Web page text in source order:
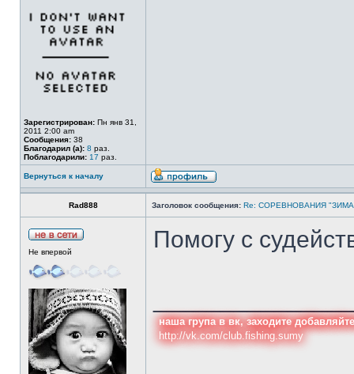
Зарегистрирован: Пн янв 31,
2011 2:00 am
Сообщения: 38
Благодарил (а): 8 раз.
Поблагодарили: 17 раз.
Вернуться к началу
Rad888 Заголовок сообщения: Re: СОРЕВНОВАНИЯ
Не впервой Помогу с
наша група в вк, заходите
http://vk.com/club.fishing.sumy